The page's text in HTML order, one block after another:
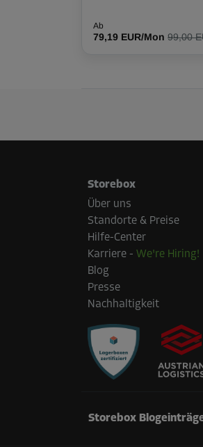
Ab
79,19 EUR/Mon 99,00
Storebox
Über uns
Standorte & Preise
Hilfe-Center
Karriere - We're Hiring!
Blog
Presse
Nachhaltigkeit
Storebox